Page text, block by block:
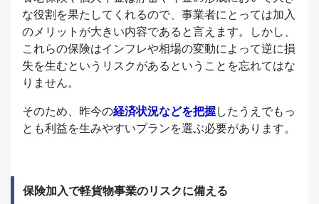
な役割を果たしてくれるので、事業者にとっては加入
のメリットが大きい内容であると言えます。しかし、
これらの保険はインフレや相場の変動によって逆に損
失を生むというリスクがあるということを忘れてはな
りません。
そのため、昨今の経済状況などを把握したうえでもっ
とも利益を生みやすいプランを選ぶ必要があります。
保険加入で軽貨物事業のリスクに備える